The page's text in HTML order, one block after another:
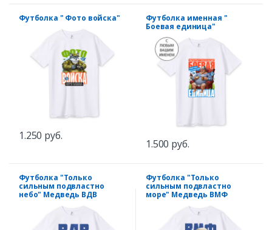
Футболка " Фото войска"
1.250 руб.
Футболка именная "
Боевая единица"
1.500 руб.
Футболка "Только
сильным подвластно
небо" Медведь ВДВ
Футболка "Только
сильным подвластно
море" Медведь ВМФ